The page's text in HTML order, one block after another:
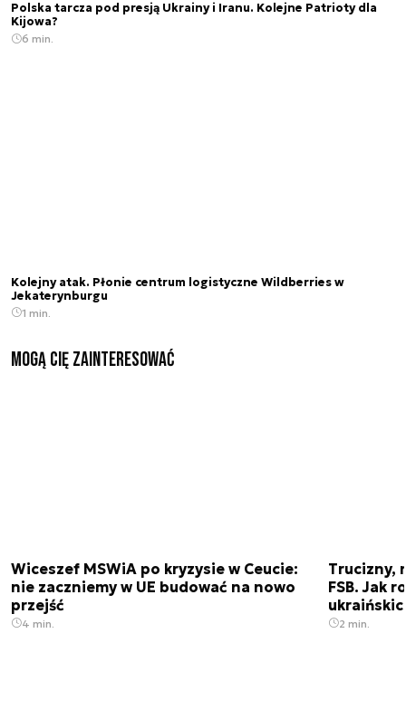
Polska tarcza pod presją Ukrainy i Iranu. Kolejne Patrioty dla
Kijowa?
6 min.
Kolejny atak. Płonie centrum logistyczne Wildberries w
Jekaterynburgu
1 min.
Mogą Cię zainteresować
Wiceszef MSWiA po kryzysie w Ceucie:
nie zaczniemy w UE budować na nowo
przejść
4 min.
Trucizny,
FSB. Jak
2 min.